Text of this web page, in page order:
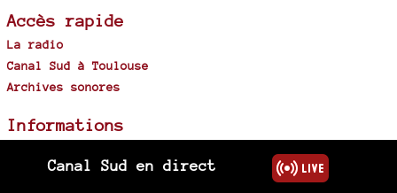
Accès rapide
La radio
Canal Sud à Toulouse
Archives sonores
Informations
Plan du site
Canal Sud en direct